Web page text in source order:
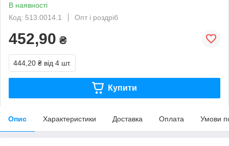
В наявності
Код: 513.0014.1
Опт і роздріб
452,90 ₴
444,20 ₴ від 4 шт.
Купити
Опис Характеристики Доставка Оплата Умови